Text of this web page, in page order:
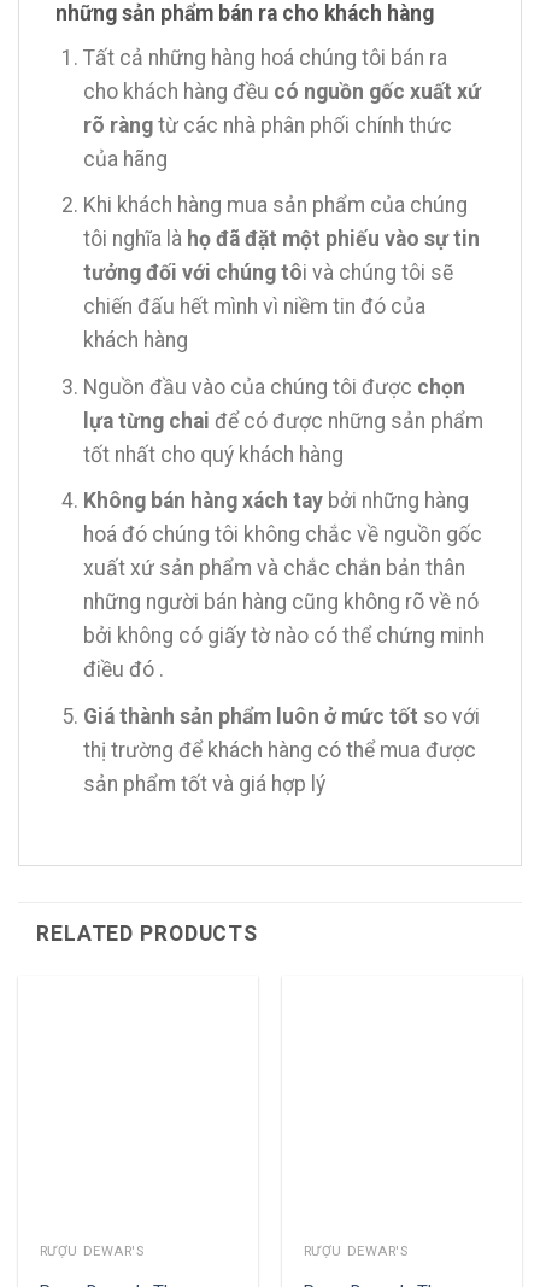
những sản phẩm bán ra cho khách hàng
Tất cả những hàng hoá chúng tôi bán ra
cho khách hàng đều có nguồn gốc xuất xứ
rõ ràngtừ các nhà phân phối chính thức
của hãng
Khi khách hàng mua sản phẩm của chúng
tôi nghĩa làhọ đã đặt một phiếu vào sự tin
tưởng đối với chúng tôi và chúng tôi sẽ
chiến đấu hết mình vì niềm tin đó của
khách hàng
Nguồn đầu vào của chúng tôi được chọn
lựa từng chai để có được những sản phẩm
tốt nhất cho quý khách hàng
Không bán hàng xách taybởi những hàng
hoá đó chúng tôi không chắc về nguồn gốc
xuất xứ sản phẩm và chắc chắn bản thân
những người bán hàng cũng không rõ về nó
bởi không có giấy tờ nào có thể chứng minh
điều đó .
Giá thành sản phẩm luôn ở mức tốt so với
thị trường để khách hàng có thể mua được
sản phẩm tốt và giá hợp lý
RELATED PRODUCTS
RƯỢU DEWAR'S RƯỢU DEWAR'S